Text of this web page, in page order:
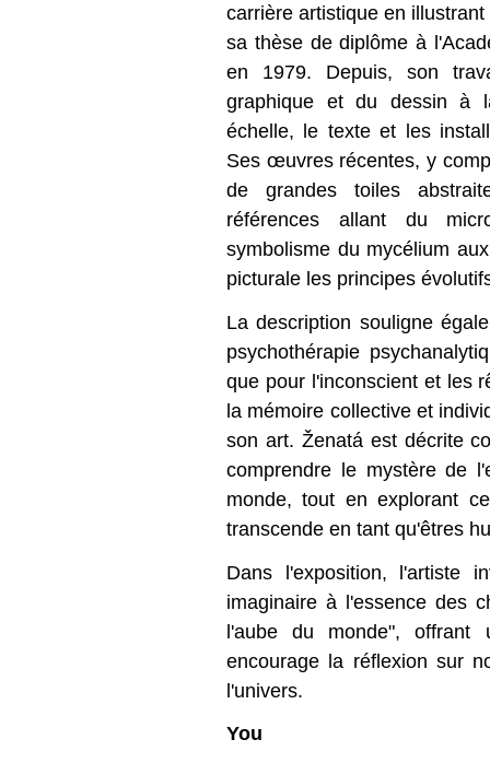
carrière artistique en
sa thèse de diplôme à
en 1979. Depuis, son
graphique et du dessin à
échelle, le texte et les
Ses œuvres récentes, y
de grandes toiles
références allant du
symbolisme du mycélium
picturale les principes
La description souligne
psychothérapie
que pour l'inconscient et les
la mémoire collective et
son art. Ženatá est décrite
comprendre le mystère de
monde, tout en explorant
transcende en tant qu'êtres
Dans l'exposition, l'artiste
imaginaire à l'essence des
l'aube du monde", offrant
encourage la réflexion sur
l'univers.
You